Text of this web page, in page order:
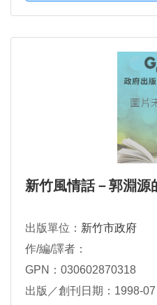
新竹風情話－郭淵源
出版單位： 新竹市政府
作/編/譯者：
GPN：030602870318
出版／創刊日期：1998-07